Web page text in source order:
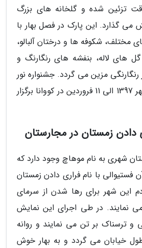
تزئین شده و گلخانه های بزرگ
می گذارد. این پارک در فصل بهار با
شکوفه ها و درختان آلبالو،
های لاله، بنفشه های رنگارنگ و
مزین می گردد. جشنواره نور
زمستانی ژاپن از 23 مهر 1397 الی 11 فروردین در کووانا برگزار
شهری به نام موهاچ وجود دارد که
فستیوالی با نام فراری دادن زمستان
این شهر برای رها شدن از سرمای
نمایند. در طی اجرای این نمایش
ترسناک بر تن می نمایند و روانه
خیابان می گردد و به بهار خوش